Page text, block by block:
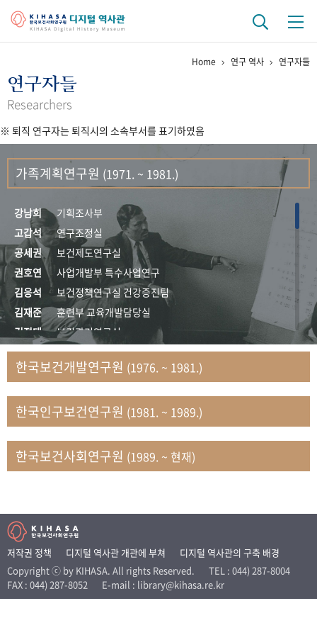
걸어온 길 기관 변천사
연구 역사
정책과 연구 키워드로 보는 연구 역사
연구자들
간행물 변천사
기록물 아카이브
사진 아카이브 문서 기록물 행정박물 영상 기록물
50+1주년 기념
성과 50선 숫자로 보는 50년
세계와 함께 한 KIHASA
VR 역사관
Home 연구 역사 연구자들
연구자들
Researchers
※ 퇴직 연구자는 퇴직시의 소속부서를 표기하였음
가족계획연구원 (1971. ~ 1981.)
강남희
기획조사부
고갑석
연구조정실
공세권
보건제도연구실
권호연
사업개발부 특수사업연구
김응석
보건정책연구실 건강증진팀
김재준
훈련부 교육개발담당실
김정태
보건관리연구실
김지자
연구부 사회개발담당실
김태룡
조사평가부 연구과
문현상
가족복지연구실 인구가족연구팀
박인화
보건정책연구실
박재빈
연구부 인구역학담당실
변종화
보건정책연구실 건강증진팀
송건용
보건정책연구실
송태민
정보통계연구실 빅데이터연구센터
신희설
사업개발부 국제협력연구실
이규식
의료보험연구실
이문기
훈련부
한국보건개발연구원 (1976. ~ 1981.)
한국인구보건연구원 (1981. ~ 1989.)
한국보건사회연구원 (1989. ~ 현재)
저작권 정책 디지털 역사관 개관에 부쳐
디지털 역사관의 구축 배경
Copyright ⓒ by KIHASA. All rights Reserved.
TEL : 044) 287-8004
FAX : 044) 287-8052
E-mail : library@kihasa.re.kr